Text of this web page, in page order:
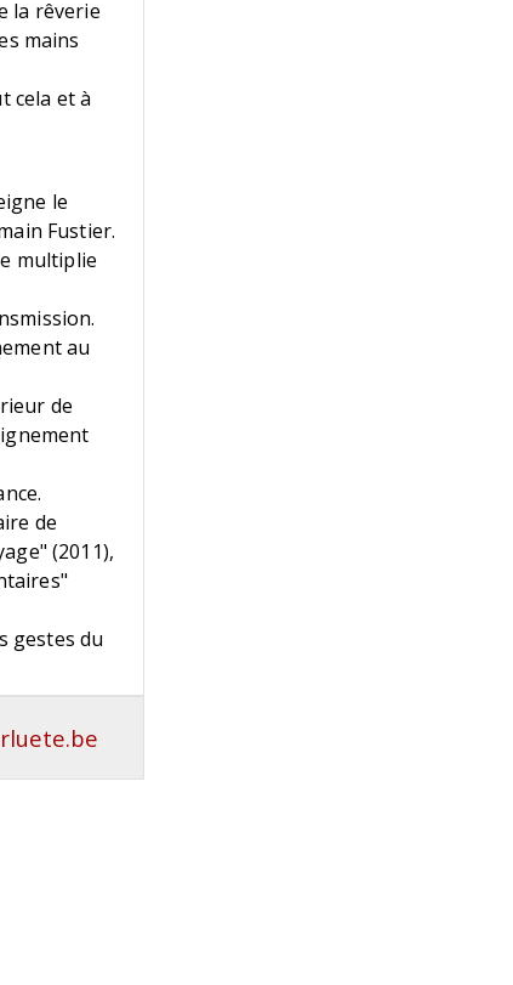
la rêverie
mains
cela et à
le
Fustier.
multiplie
au
de
de
(2011),
gestes du